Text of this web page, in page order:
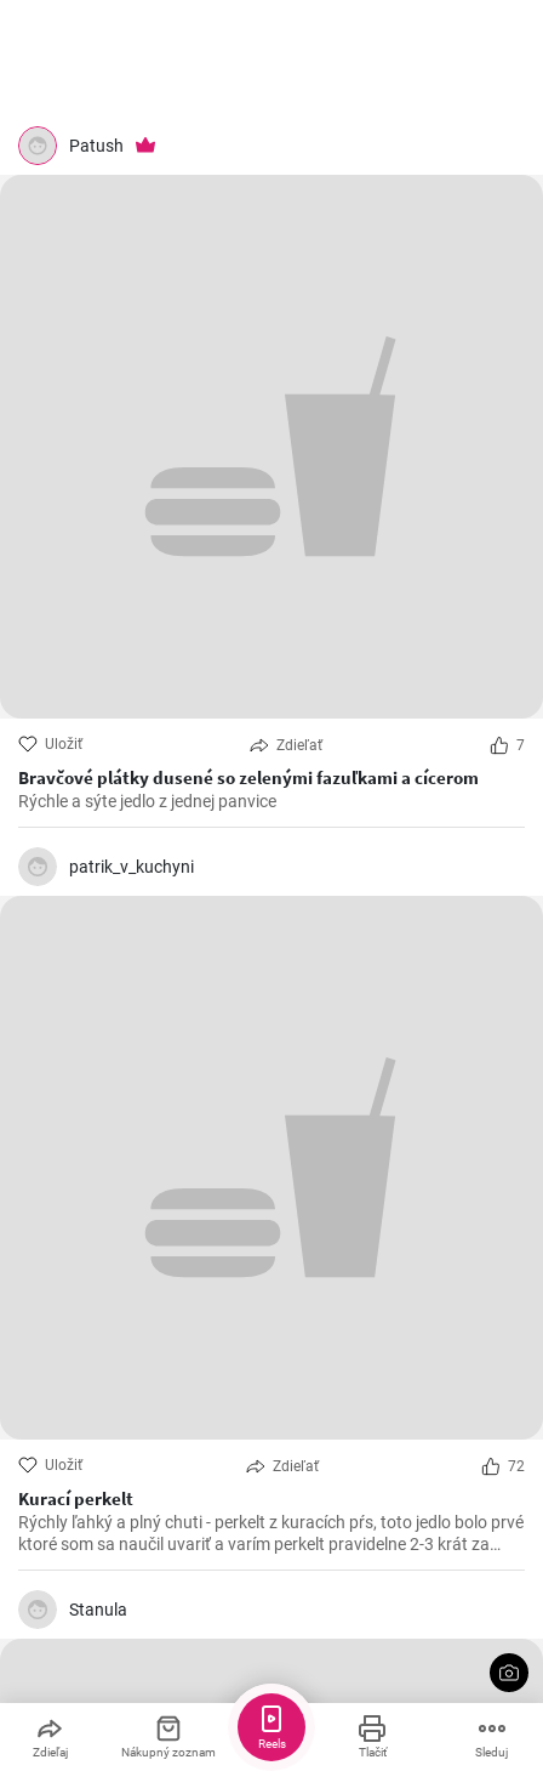
Patush
Uložiť Zdieľať 7
Bravčové plátky dusené so zelenými fazuľkami a cícerom
Rýchle a sýte jedlo z jednej panvice
patrik_v_kuchyni
Uložiť Zdieľať 72
Kurací perkelt
Rýchly ľahký a plný chuti - perkelt z kuracích pŕs, toto jedlo bolo prvé
ktoré som sa naučil uvariť a varím perkelt pravidelne 2-3 krát za
mesiac. Vynikajúci kurací perkelt s kolienkami.
Stanula
Zdieľaj Nákupný zoznam Tlačiť Sleduj
Reels